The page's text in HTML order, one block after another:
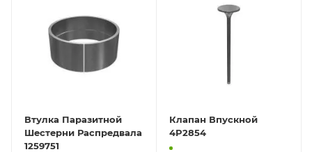
Втулка Паразитной
Шестерни Распредвала
1259751
Клапан Впускной
4P2854